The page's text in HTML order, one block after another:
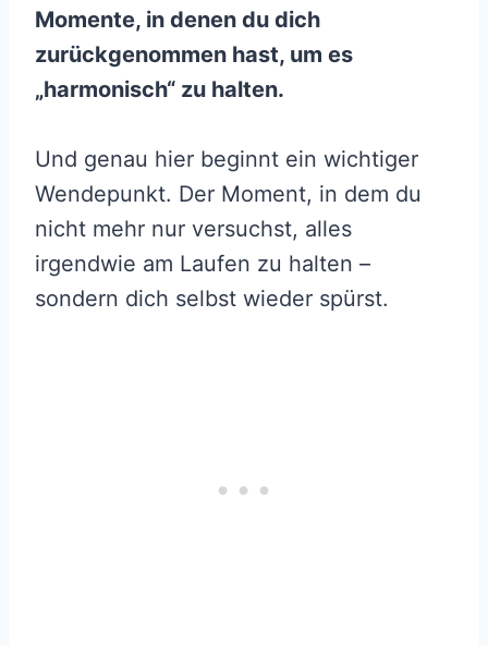
Momente, in denen du dich
zurückgenommen hast, um es
„harmonisch“ zu halten.
Und genau hier beginnt ein wichtiger
Wendepunkt. Der Moment, in dem du
nicht mehr nur versuchst, alles
irgendwie am Laufen zu halten –
sondern dich selbst wieder spürst.